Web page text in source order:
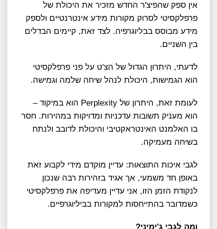
אין ספק שהפיצ'ר החדש מזכיר את היכולת של
פרפלקסיטי לסרוק מקורות מידע אינטרנטיים ולספק
מידע מבוסס בבליוגרפיה. לצד זאת, קיימים הבדלים
בין השניים.
לדעתי, היתרון הגדול של הצ'ט על פני פרפלקסיטי
הוא הגמישות, היכולת לנהל שיחה שלמה וגמישה.
לעומת זאת, היתרון של Perplexity הוא במיקוד –
הוא מעניק תשובות עדכניות ומדויקות במהירות. חסר
בו האלמנט האינטראקטיבי והיכולת לדובב ולנתח
בשיחה מעמיקה.
לגבי איכות התוצאות: עדיין מוקדם מידי לקבוע זאת
באופן חד משמעי, אך אגיד בזהירות רבה שנכון
לנקודת הזמן הזו, אני עדיין מעדיפה את פרפלקסיטי
כשמדובר בהתייחסות למקורות בביליוגרפיים.
ומה לגבי ג'ימיני?